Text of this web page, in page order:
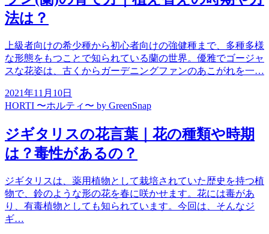
法は？
上級者向けの希少種から初心者向けの強健種まで、多種多様
な形態をもつことで知られている蘭の世界。優雅でゴージャ
スな花姿は、古くからガーデニングファンのあこがれを一…
2021年11月10日
HORTI 〜ホルティ〜 by GreenSnap
ジギタリスの花言葉｜花の種類や時期
は？毒性があるの？
ジギタリスは、薬用植物として栽培されていた歴史を持つ植
物で、鈴のような形の花を春に咲かせます。花には毒があ
り、有毒植物としても知られています。今回は、そんなジ
ギ…